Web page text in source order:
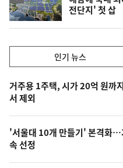
전단지' 첫 삽
기,
최
신,
오
늘
의
인기 뉴스
인
기
뉴
스
거주용 1주택, 시가 20억 원까
서 제외
'서울대 10개 만들기' 본격화…
속 선정